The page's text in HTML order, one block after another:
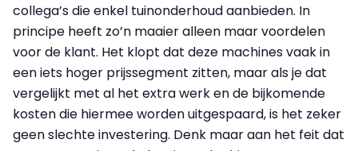
collega’s die enkel tuin­onderhoud aanbieden. In
principe heeft zo’n maaier alleen maar voordelen
voor de klant. Het klopt dat deze machines vaak in
een iets hoger prijssegment zitten, maar als je dat
vergelijkt met al het extra werk en de bijkomende
kosten die hiermee worden uitgespaard, is het zeker
geen slechte investering. Denk maar aan het feit dat